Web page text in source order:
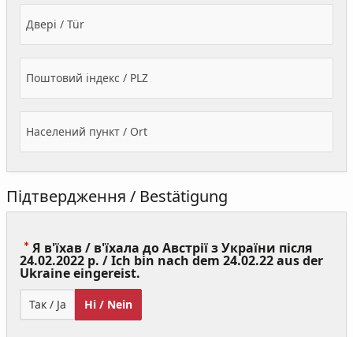
Двері / Tür
Поштовий індекс / PLZ
Населений пункт / Ort
Підтвердження / Bestätigung
Я в'їхав / в'їхала до Австрії з України після
24.02.2022 р. / Ich bin nach dem 24.02.22 aus der
Ukraine eingereist.
Required)
Так / Ja Ні / Nein